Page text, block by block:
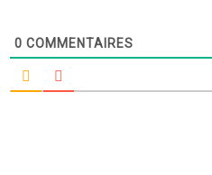
0 COMMENTAIRES